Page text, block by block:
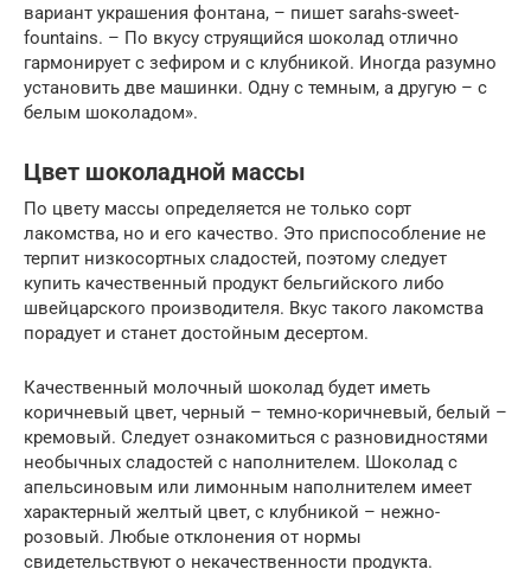
вариант украшения фонтана, – пишет sarahs-sweet-
fountains. – По вкусу струящийся шоколад отлично
гармонирует с зефиром и с клубникой. Иногда разумно
установить две машинки. Одну с темным, а другую – с
белым шоколадом».
Цвет шоколадной массы
По цвету массы определяется не только сорт
лакомства, но и его качество. Это приспособление не
терпит низкосортных сладостей, поэтому следует
купить качественный продукт бельгийского либо
швейцарского производителя. Вкус такого лакомства
порадует и станет достойным десертом.
Качественный молочный шоколад будет иметь
коричневый цвет, черный – темно-коричневый, белый –
кремовый. Следует ознакомиться с разновидностями
необычных сладостей с наполнителем. Шоколад с
апельсиновым или лимонным наполнителем имеет
характерный желтый цвет, с клубникой – нежно-
розовый. Любые отклонения от нормы
свидетельствуют о некачественности продукта.